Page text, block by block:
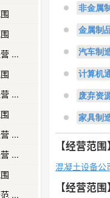
...
...
...
...
...
非金属
金属制
汽车制
计算机
废弃资
家具制
【经营范
混凝土设备公
【经营范